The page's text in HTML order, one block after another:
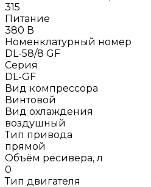
315
Питание
380 В
Номенклатурный номер
DL-58/8 GF
Серия
DL-GF
Вид компрессора
Винтовой
Вид охлаждения
воздушный
Тип привода
прямой
Объём ресивера, л
0
Тип двигателя